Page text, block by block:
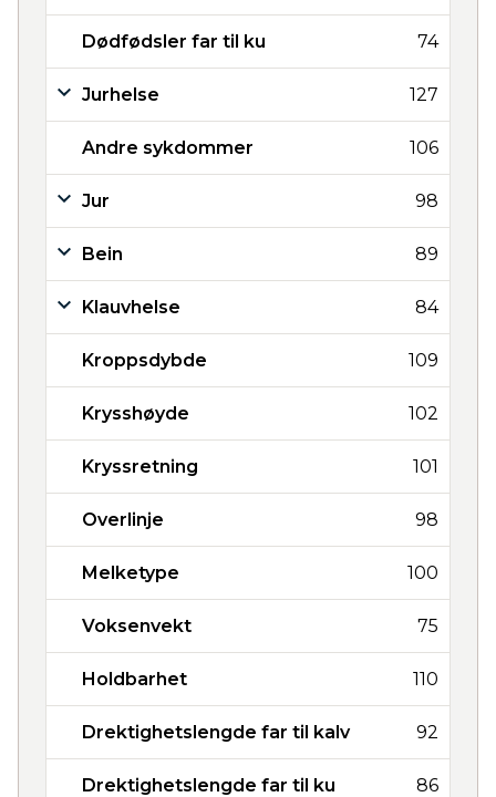
Dødfødsler far til ku 74
Jurhelse 127
Andre sykdommer 106
Jur 98
Bein 89
Klauvhelse 84
Kroppsdybde 109
Krysshøyde 102
Kryssretning 101
Overlinje 98
Melketype 100
Voksenvekt 75
Holdbarhet 110
Drektighetslengde far til kalv 92
Drektighetslengde far til ku 86